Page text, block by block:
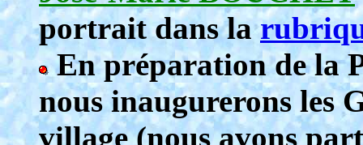
portrait dans la
En préparation de la
nous inaugurerons les
village (nous avons